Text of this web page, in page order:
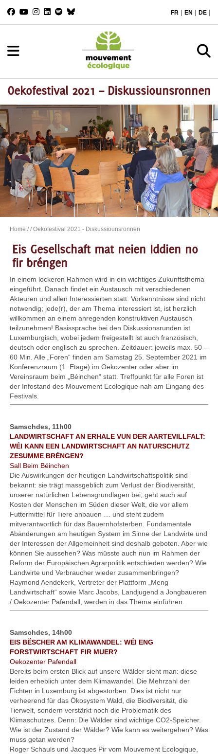
FR | EN | DE |
Oekofestival 2021 – Diskussiounsronnen
Home // Oekofestival 2021 - Diskussiounsronnen
Eis Gesellschaft mat neien Iddien no
fir bréngen
In einem lockeren Rahmen wird in ein wichtiges Zukunftsthema
eingeführt. Danach findet ein Austausch mit verschiedenen
Akteuren und allen Interessierten statt. Vorkenntnisse sind nicht
notwendig; jede(r), der am Thema interessiert ist, ist herzlich
willkommen an einem anregenden konstruktiven Austausch
teilzunehmen! Basissprache bei den Diskussionsrunden ist
Luxemburgisch, wobei jedem freigestellt ist auch französisch,
deutsch oder englisch zu sprechen. Zeitdauer: jeweils max. 50 –
60 Min. Alle „Foren“ finden am Samstag 25. September 2021 im
Konferenzraum (1. Etage) im Oekozenter oder aber im
Vereinsraum beim „Béinchen“ statt. Treffpunkt für alle Foren ist
der Infostand des Mouvement Ecologique nah am Eingang des
Festivals.
Samschdes, 11h00
LANDWIRTSCHAFT AN ERHALE VUN DER AARTEVILLFALT:
WÉI KANN EEN LANDWIRTSCHAFT AN NATURSCHUTZ
ZESUMME BRÉNGEN?
Sall Beim Béinchen
Die Auswirkungen der heutigen Landwirtschaftspolitik sind
bekannt: sie trägt massgeblich zum Verlust der Biodiversität,
unserer natürlichen Lebensgrundlagen bei; geht auch auf
Kosten der Menschen im Süden dieser Welt, die vor allem
Futtermittel für Tiere anbauen … und steht zudem
mitverantwortlich für das Bauernhofsterben. Fundamentale
Abänderungen am heutigen System im Sinne der Landwirte und
der Interessen der Allgemeinheit sind deshalb geboten. Aber wie
können Sie aussehen? Was müsste auch nun im Rahmen der
Reform der Europäischen Agrarpolitik entschieden werden? Wie
Landwirte und Verbraucher wieder zusammenbringen?
Raymond Aendekerk, Vertreter der Plattform „Meng
Landwirtschaft“ sowie Marc Jacobs, Landjugend a Jongbaueren
/ Oekozenter Pafendall, werden in das Thema einführen.
Samschdes, 14h00
EIS BËSCHER AM KLIMAWANDEL: WÉI ENG
FORSTWIRTSCHAFT FIR MUER?
Oekozenter Pafendall
Bereits beim ersten Blick auf unsere Wälder sieht man: diese
leiden erheblich unter dem Klimawandel. Die Mehrzahl der
Fichten in Luxemburg ist abgestorben. Dies ist nicht nur
verheerend für das Ökosystem Wald, die Biodiversität, die
Tierwelt, sondern verstärkt noch die Problematik des
Klimaschutzes. Denn: Die Wälder sind wichtige CO2-Speicher.
Wie ist der Zustand der Wälder? Wie kann es weitergehen? Was
muss getan werden?
Roger Schauls und Jacques Pir vom Mouvement Ecologique,